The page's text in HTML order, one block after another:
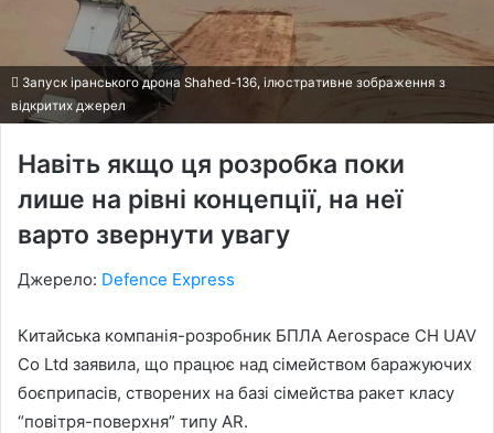
Запуск іранського дрона Shahed-136, ілюстративне зображення з
відкритих джерел
Навіть якщо ця розробка поки
лише на рівні концепції, на неї
варто звернути увагу
Джерело: Defence Express
Китайська компанія-розробник БПЛА Aerospace CH UAV
Co Ltd заявила, що працює над сімейством баражуючих
боєприпасів, створених на базі сімейства ракет класу
“повітря-поверхня” типу AR.